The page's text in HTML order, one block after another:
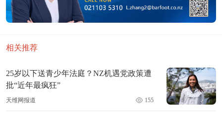
相关推荐
25岁以下送青少年法庭？NZ机遇党政策遭
批“近年最疯狂”
天维网报道 155